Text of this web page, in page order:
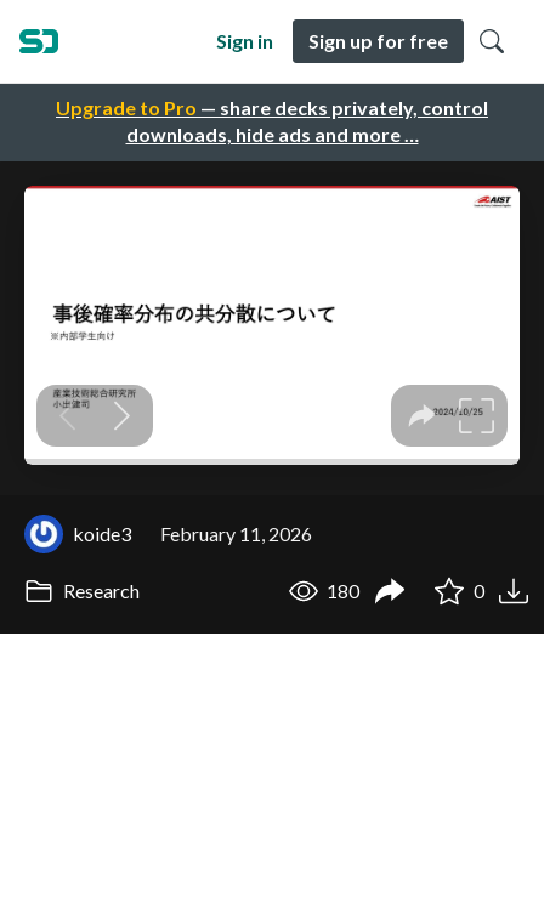
Upgrade to Pro — share decks privately, control
downloads, hide ads and more …
Sign in Sign up for free
koide3 February 11, 2026
Research 180 0